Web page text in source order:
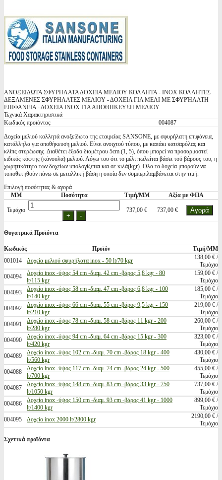
ΑΝΟΞΕΙΔΩΤΑ ΣΦΥΡΗΛΑΤΑ ΔΟΧΕΙΑ ΜΕΛΙΟΥ ΚΟΛΛΗΤΑ - INOX ΚΟΛΛΗΤΕΣ
ΔΕΞΑΜΕΝΕΣ ΣΦΥΡΗΛΑΤΕΣ ΜΕΛΙΟΥ - ΔΟΧΕΙΑ ΓΙΑ ΜΕΛΙ ΜΕ ΣΦΥΡΉΛΑΤΗ
ΕΠΙΦΑΝΕΙΑ - ΔΟΧΕΙΑ INOX ΓΙΑ ΑΠΟΘΗΚΕΥΣΗ ΜΕΛΙΟΥ
Τεχνικά Χαρακτηριστικά
Κωδικός προϊόντος
004087
Δοχεία μελιού κολλητά ανοξείδωτα της εταιρείας SANSONE, με σφυρήλατη επιφάνεια,
κατάλληλα για αποθήκευση μελιού. Είναι ανοιχτού τύπου, με καπάκι κατσαρόλας και
κλίπς στερέωσης. Διαθέτει έξοδο διαμέτρου 5cm (1, 5), όπου μπορεί να προσαρμοστεί
ειδικός κόφτης (κάνουλα) μελιού. Λόγω του ότι το μέλι πωλείται βάσει τού βάρους του, η
χωρητικότητα των δοχείων υπολογίζεται και σε κιλά(kgr). Ολα τα δοχεία μπορούν να
τοποθετηθούν πάνω σε μεταλλική βάση η οποία δεν συμπεριλαμβάνεται στην τιμή.
Επιλογή ποσότητας & αγορά
ΜΜ
Ποσότητα Τιμή/ΜΜ Αξία με ΦΠΑ
Τεμάχιο 737,00 € 737,00 €
Θυγατρικά Προϊόντα
Κωδικός Προϊόν
Τιμή/ΜΜ
001014
Δοχεία μελιού σφυρήλατα inox - 50 lt/70 kgr
138,00 € /
Τεμάχιο
004094
Δοχείο inox -ύψος 54 cm -διαμ. 42 cm -βάρος 5,8 kgr - 80
lt/115 kgr
159,00 € /
Τεμάχιο
004093
Δοχείο inox -ύψος 58 cm -διαμ. 47 cm -βάρος 6,8 kgr - 100
lt/140 kgr
185,00 € /
Τεμάχιο
004092
Δοχείο inox -ύψος 66 cm -διαμ. 55 cm -βάρος 9,5 kgr - 150
lt/210 kgr
219,00 € /
Τεμάχιο
004091
Δοχείο inox -ύψος 78 cm -διαμ. 58 cm -βάρος 11 kgr - 200
lt/280 kgr
260,00 € /
Τεμάχιο
004090
Δοχείο inox -ύψος 94 cm -διαμ. 64 cm -βάρος 15 kgr - 300
lt/420 kgr
323,00 € /
Τεμάχιο
004089
Δοχείο inox -ύψος 102 cm -διαμ. 70 cm -βάρος 18 kgr - 400
lt/560 kgr
430,00 € /
Τεμάχιο
004088
Δοχείο inox -ύψος 117 cm -διαμ. 74 cm -βάρος 24 kgr - 500
lt/700 kgr
455,00 € /
Τεμάχιο
004087
Δοχείο inox -ύψος 148 cm -διαμ. 83 cm -βάρος 33 kgr - 750
lt/1050 kgr
737,00 € /
Τεμάχιο
004086
Δοχείο inox -ύψος 150 cm -διαμ. 93 cm -βάρος 41 kgr - 1000
lt/1400 kgr
899,00 € /
Τεμάχιο
004095
Δοχείο inox 2000 lt/2800 kgr
2190,00 € /
Τεμάχιο
Σχετικά προϊόντα